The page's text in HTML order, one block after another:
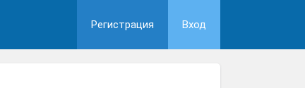
Регистрация Вход